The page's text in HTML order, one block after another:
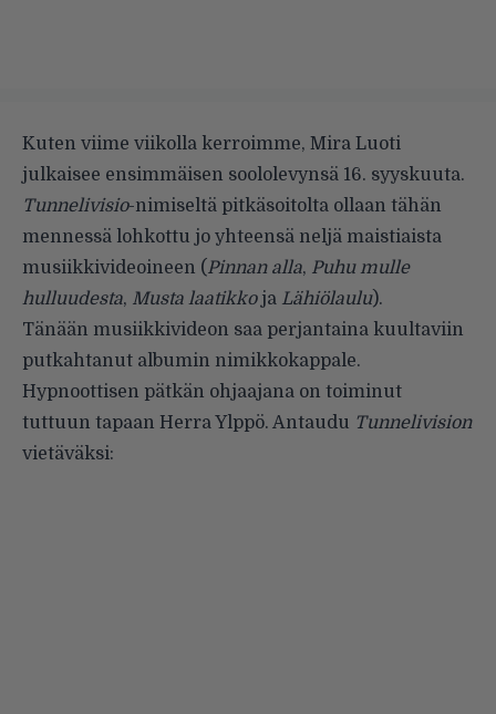
Kuten viime viikolla kerroimme, Mira Luoti
julkaisee ensimmäisen soololevynsä 16. syyskuuta.
Tunnelivisio-nimiseltä pitkäsoitolta ollaan tähän
mennessä lohkottu jo yhteensä neljä maistiaista
musiikkivideoineen (Pinnan alla, Puhu mulle
hulluudesta, Musta laatikkoja Lähiölaulu).
Tänään musiikkivideon saa perjantaina kuultaviin
putkahtanut albumin nimikkokappale.
Hypnoottisen pätkän ohjaajana on toiminut
tuttuun tapaan Herra Ylppö. Antaudu Tunnelivision
vietäväksi: